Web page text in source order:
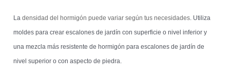
Ladensidad del hormigón puede variar según tus necesidades . Utiliza
moldes para crear escalones de jardín con superficie o nivel inferior y
una mezcla más resistente de hormigón para escalones de jardín de
nivel superior o con aspecto de piedra.